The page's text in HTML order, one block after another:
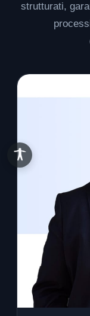
strutturati,